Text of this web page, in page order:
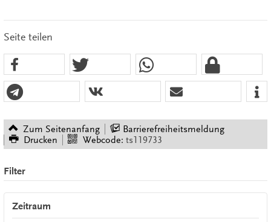
Seite teilen
Zum Seitenanfang
Barrierefreiheitsmeldung
Drucken
Webcode: ts119733
Filter
Zeitraum